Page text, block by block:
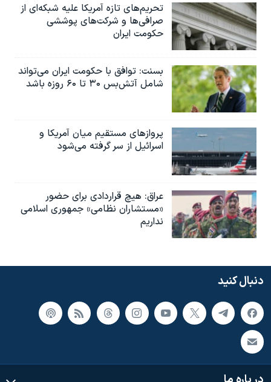
تحریم‌های تازه آمریکا علیه شبکه‌ای از
صرافی‌ها و شرکت‌های پوششی
حکومت ایران
بسنت: توافق با حکومت ایران می‌تواند
شامل آتش‌بس ۳۰ تا ۶۰ روزه باشد
پروازهای مستقیم میان آمریکا و
اسرائیل از سر گرفته می‌شود
عراق: هیچ قراردادی برای حضور
«مستشاران نظامی» جمهوری اسلامی
نداریم
دنبال کنید